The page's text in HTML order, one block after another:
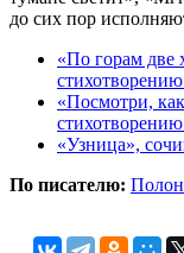
до сих пор
«По горам
«Посмотри,
«Узница»,
По писателю: